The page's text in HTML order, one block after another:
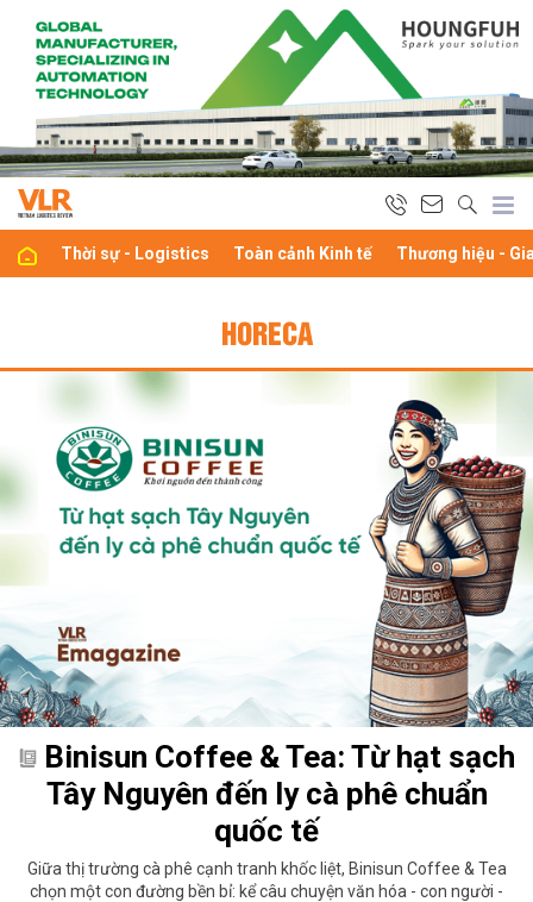
Thời sự - Logistics Toàn cảnh Kinh tế Thương hiệu -
HORECA
Binisun Coffee & Tea: Từ hạt sạch
Tây Nguyên đến ly cà phê chuẩn
quốc tế
Giữa thị trường cà phê cạnh tranh khốc liệt, Binisun Coffee & Tea
chọn một con đường bền bỉ: kể câu chuyện văn hóa - con người -